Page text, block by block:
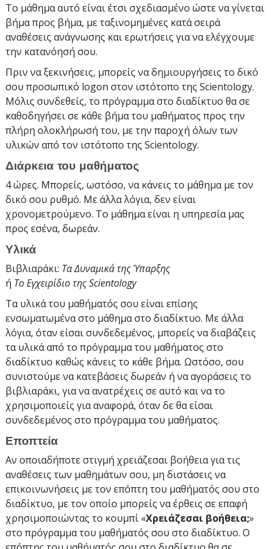
Το μάθημα αυτό είναι έτσι σχεδιασμένο ώστε να γίνεται
βήμα προς βήμα, με ταξινομημένες κατά σειρά
αναθέσεις ανάγνωσης και ερωτήσεις για να ελέγχουμε
την κατανόησή σου.
Πριν να ξεκινήσεις, μπορείς να δημιουργήσεις το δικό
σου προσωπικό logon στον ιστότοπο της Scientology.
Μόλις συνδεθείς, το πρόγραμμα στο διαδίκτυο θα σε
καθοδηγήσει σε κάθε βήμα του μαθήματος προς την
πλήρη ολοκλήρωσή του, με την παροχή όλων των
υλικών από τον ιστότοπο της Scientology.
Διάρκεια του μαθήματος
4 ώρες. Μπορείς, ωστόσο, να κάνεις το μάθημα με τον
δικό σου ρυθμό. Με άλλα λόγια, δεν είναι
χρονομετρούμενο. Το μάθημα είναι η υπηρεσία μας
προς εσένα, δωρεάν.
Υλικά
Βιβλιαράκι: Τα Δυναμικά της Ύπαρξης
ή Το Εγχειρίδιο της Scientology
Τα υλικά του μαθήματός σου είναι επίσης
ενσωματωμένα στο μάθημα στο διαδίκτυο. Με άλλα
λόγια, όταν είσαι συνδεδεμένος, μπορείς να διαβάζεις
τα υλικά από το πρόγραμμα του μαθήματος στο
διαδίκτυο καθώς κάνεις το κάθε βήμα. Ωστόσο, σου
συνιστούμε να κατεβάσεις δωρεάν ή να αγοράσεις το
βιβλιαράκι, για να ανατρέχεις σε αυτό και να το
χρησιμοποιείς για αναφορά, όταν δε θα είσαι
συνδεδεμένος στο πρόγραμμα του μαθήματος.
Εποπτεία
Αν οποιαδήποτε στιγμή χρειάζεσαι βοήθεια για τις
αναθέσεις των μαθημάτων σου, μη διστάσεις να
επικοινωνήσεις με τον επόπτη του μαθήματός σου στο
διαδίκτυο, με τον οποίο μπορείς να έρθεις σε επαφή
χρησιμοποιώντας το κουμπί «Χρειάζεσαι βοήθεια;»
στο πρόγραμμα του μαθήματός σου στο διαδίκτυο. Ο